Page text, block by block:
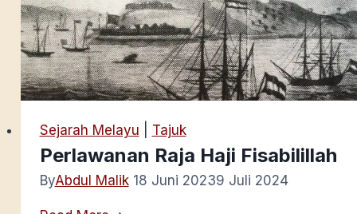
1900
Sejarah Melayu Tajuk
Perlawanan Raja Haji Fisabilillah
ByAbdul Malik 18 Juni 20239 Juli 2024